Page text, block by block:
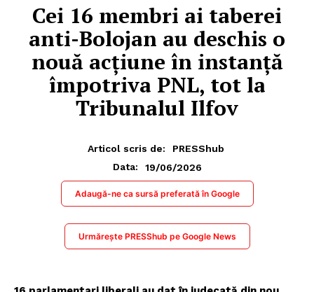
Cei 16 membri ai taberei
anti-Bolojan au deschis o
nouă acțiune în instanță
împotriva PNL, tot la
Tribunalul Ilfov
Articol scris de:
PRESShub
Data:
19/06/2026
Adaugă-ne ca sursă preferată în Google
Urmărește PRESShub pe Google News